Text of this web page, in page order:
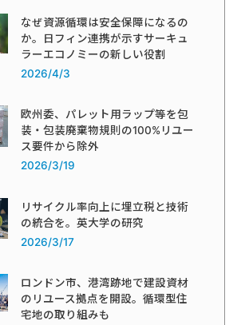
なぜ資源循環は安全保障になるの
か。日フィン連携が示すサーキュ
ラーエコノミーの新しい役割
2026/4/3
欧州委、パレット用ラップ等を包
装・包装廃棄物規則の100%リユー
ス要件から除外
2026/3/19
リサイクル率向上に埋立税と技術
の統合を。英大学の研究
2026/3/17
ロンドン市、港湾跡地で建設資材
のリユース拠点を開設。循環型住
宅地の取り組みも